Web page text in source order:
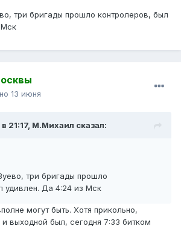
три бригады прошло контролеров, был
Мск
13 июня
21:17, М.Михаил сказал:
три бригады прошло
удивлен. Да 4:24 из Мск
могут быть. Хотя прикольно,
и выходной был, сегодня 7:33 битком